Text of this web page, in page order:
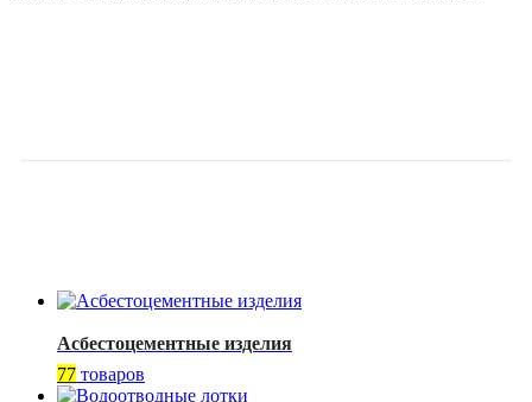
Асбестоцементные изделия
77 товаров